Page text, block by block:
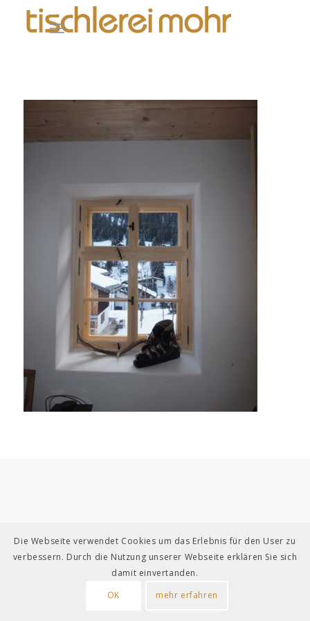
Die Webseite verwendet Cookies um das Erlebnis für den User zu
verbessern. Durch die Nutzung unserer Webseite erklären Sie sich
damit einvertanden.
OK
mehr erfahren